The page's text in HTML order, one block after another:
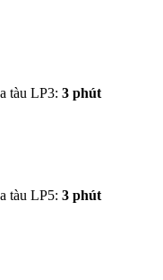
tàu LP3: 3 phút
tàu LP5: 3 phút